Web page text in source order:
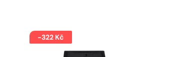
-322 Kč